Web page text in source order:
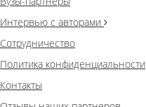
Интервью с авторами
Сотрудничество
Политика конфиденциальности
Контакты